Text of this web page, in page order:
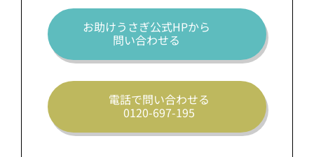
お助けうさぎ公式HPから
問い合わせる
電話で問い合わせる
0120-697-195